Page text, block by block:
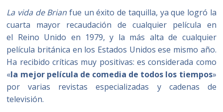
La vida de Brian fue un éxito de taquilla, ya que logró la
cuarta mayor recaudación de cualquier película en
el Reino Unido en 1979, y la más alta de cualquier
película británica en los Estados Unidos ese mismo año.
Ha recibido críticas muy positivas: es considerada como
«la mejor película de comedia de todos los tiempos»
por varias revistas especializadas y cadenas de
televisión.